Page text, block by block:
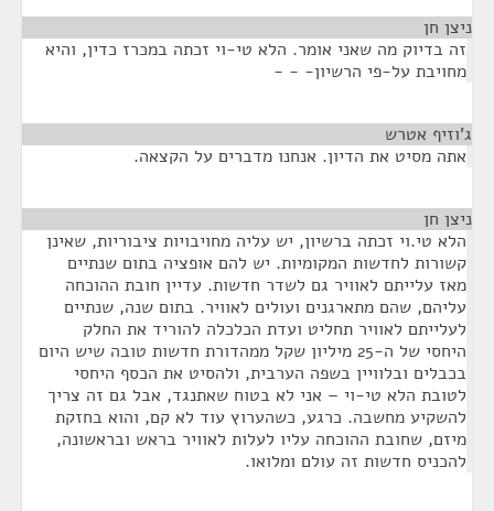
ניצן חן
זה בדיוק מה שאני אומר. הלא טי-וי זכתה במכרז כדין, והיא
מחויבת על-פי הרשיון- - -
ג'וזיף אטרש
אתה מסיט את הדיון. אנחנו מדברים על הקצאה.
ניצן חן
הלא טי.וי זכתה ברשיון, יש עליה מחויבויות ציבוריות, שאינן
קשורות לחדשות המקומיות. יש להם אופציה בתום שנתיים
מאז עלייתם לאוויר גם לשדר חדשות. עדיין חובת ההוכחה
עליהם, שהם מתארגנים ועולים לאוויר. בתום שנה, שנתיים
לעלייתם לאוויר תחליט ועדת הכלכלה להוריד את החלק
היחסי של ה-25 מיליון שקל ממהדורת חדשות טובה שיש היום
בכבלים ובלוויין בשפה הערבית, ולהסיט את הכסף היחסי
לטובת הלא טי-וי – אני לא בטוח שאתנגד, אבל גם זה צריך
להשקיע מחשבה. כרגע, כשהערוץ עוד לא קם, והוא בחזקת
מיזם, שחובת ההוכחה עליו לעלות לאוויר בראש ובראשונה,
להכניס חדשות זה עולם ומלואו.